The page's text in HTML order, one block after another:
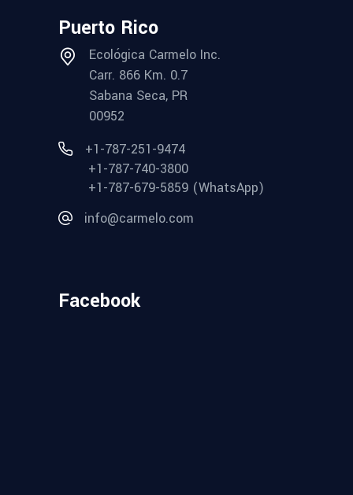
Puerto Rico
Ecológica Carmelo Inc.
Carr. 866 Km. 0.7
Sabana Seca, PR
00952
+1-787-251-9474
+1-787-740-3800
+1-787-679-5859 (WhatsApp)
info@carmelo.com
Facebook